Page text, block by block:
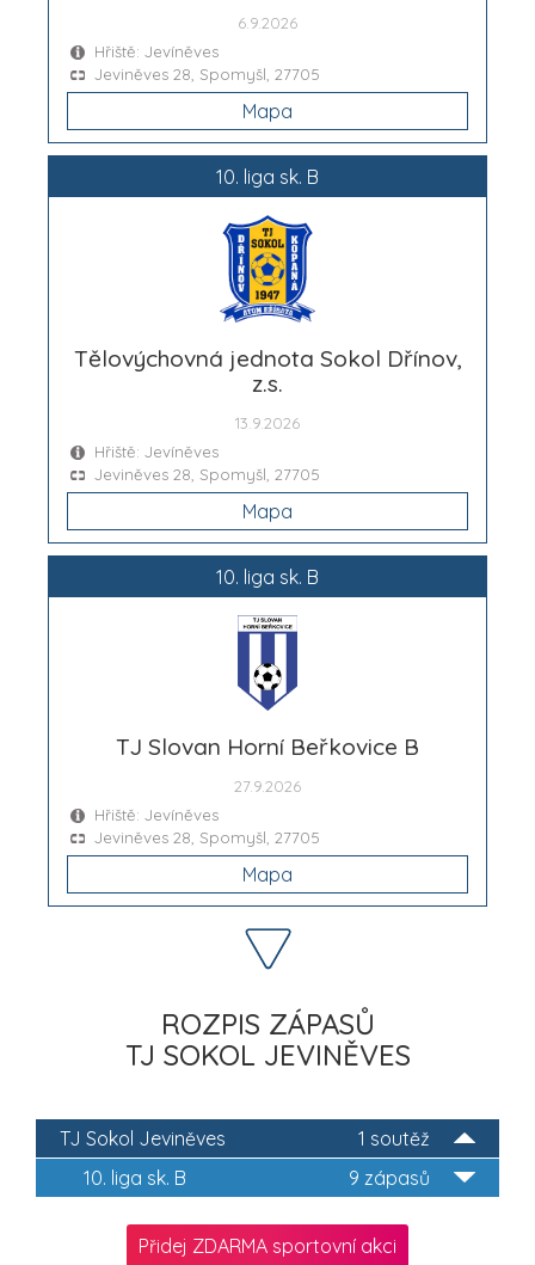
6.9.2026
Hřiště: Jevíněves
Jeviněves 28, Spomyšl, 27705
Mapa
10. liga sk. B
Tělovýchovná jednota Sokol Dřínov,
z.s.
13.9.2026
Hřiště: Jevíněves
Jeviněves 28, Spomyšl, 27705
Mapa
10. liga sk. B
TJ Slovan Horní Beřkovice B
27.9.2026
Hřiště: Jevíněves
Jeviněves 28, Spomyšl, 27705
Mapa
ROZPIS ZÁPASŮ
TJ SOKOL JEVINĚVES
1 soutěž
TJ Sokol Jeviněves
9 zápasů
10. liga sk. B
Přidej ZDARMA sportovní akci